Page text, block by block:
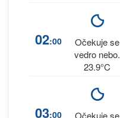
02:00
Očekuje se
vedro nebo.
23.9°C
03:00
Očekuje se